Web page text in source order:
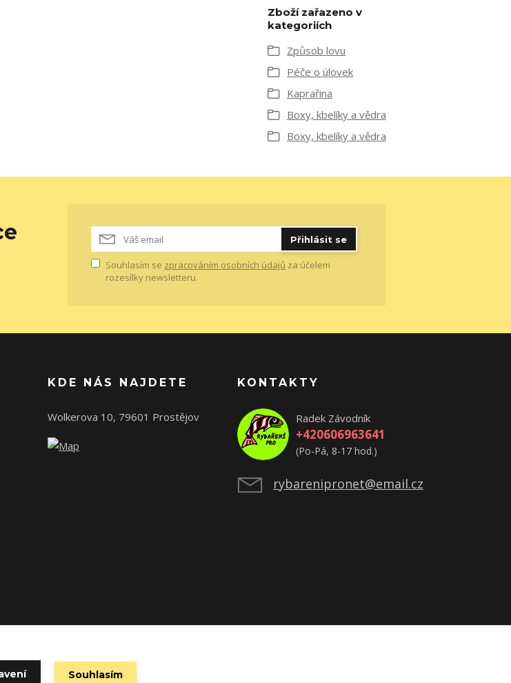
Zboží zařazeno v
kategoriích
Způsob lovu
Péče o úlovek
Kaprařina
Boxy, kbelíky a vědra
Boxy, kbelíky a vědra
Přihlásit se
Souhlasím se zpracováním osobních údajů za účelem
rozesílky newsletteru.
KDE NÁS NAJDETE
Wolkerova 10, 79601 Prostějov
KONTAKTY
Radek Závodník
+420606963641
(Po-Pá, 8-17 hod.)
rybarenipronet@email.cz
Souhlasím